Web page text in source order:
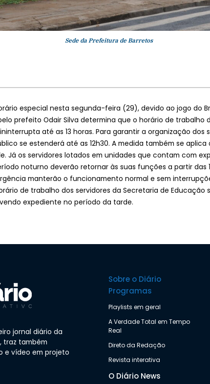
Sede da Prefeitura de Barretos
especial nesta segunda-feira (29), devido ao jogo do
prefeito Odair Silva determina que o horário de trabalho
até as 13 horas. Para garantir a organização dos
se estenderá até as 12h30. A medida também se aplica
Já os servidores lotados em unidades que contam com
noturno deverão retornar às suas funções a partir das
manterão o funcionamento normal e sem
de trabalho dos servidores da Secretaria de
expediente no período da tarde.
jornal diário da
traz também
e vídeo em projeto
Sobre o Diário
Programas
Playlists em geral
A Verdade Total em Tempo
Real
Direto da Redação
Revista interativa
O Diário News